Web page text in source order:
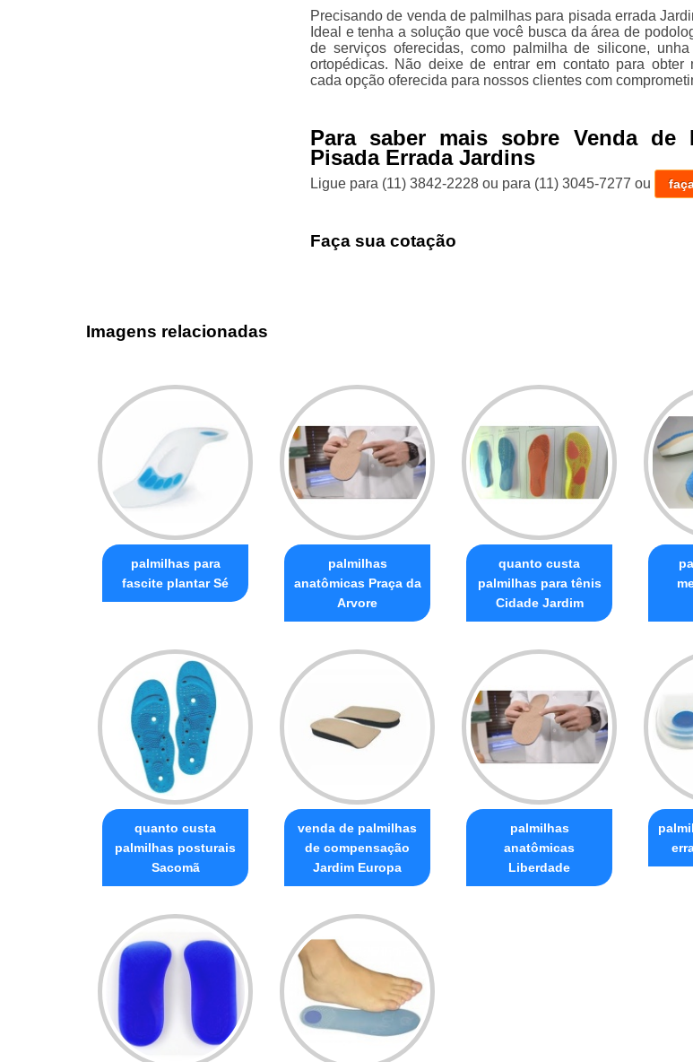
Precisando de venda de palmilhas para pisada errada
Ideal e tenha a solução que você busca da área de
de serviços oferecidas, como palmilha de silicone,
ortopédicas. Não deixe de entrar em contato para obter
cada opção oferecida para nossos clientes com
Para saber mais sobre Venda de
Pisada Errada Jardins
Ligue para (11) 3842-2228 ou para (11) 3045-7277 ou
Faça sua cotação
Imagens relacionadas
palmilhas para
fascite plantar Sé
palmilhas
anatômicas Praça da
Arvore
quanto custa
palmilhas para tênis
Cidade Jardim
quanto custa
palmilhas posturais
Sacomã
venda de palmilhas
de compensação
Jardim Europa
palmilhas
anatômicas
Liberdade